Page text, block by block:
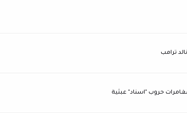
ترامب
حروب "اسناد" عبثية